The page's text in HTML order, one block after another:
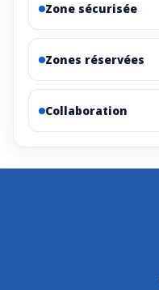
Zone sécurisée
Zones réservées
Collaboration